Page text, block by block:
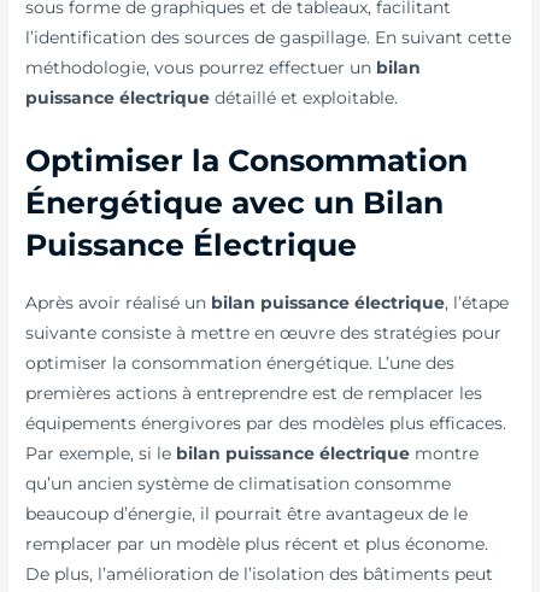
sous forme de graphiques et de tableaux, facilitant
l’identification des sources de gaspillage. En suivant cette
méthodologie, vous pourrez effectuer un bilan
puissance électrique détaillé et exploitable.
Optimiser la Consommation
Énergétique avec un Bilan
Puissance Électrique
Après avoir réalisé un bilan puissance électrique, l’étape
suivante consiste à mettre en œuvre des stratégies pour
optimiser la consommation énergétique. L’une des
premières actions à entreprendre est de remplacer les
équipements énergivores par des modèles plus efficaces.
Par exemple, si le bilan puissance électrique montre
qu’un ancien système de climatisation consomme
beaucoup d’énergie, il pourrait être avantageux de le
remplacer par un modèle plus récent et plus économe.
De plus, l’amélioration de l’isolation des bâtiments peut